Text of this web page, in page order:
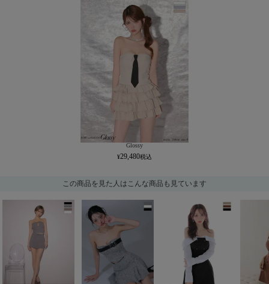
Glossy
29,480
この商品を見た人はこんな商品も見ています